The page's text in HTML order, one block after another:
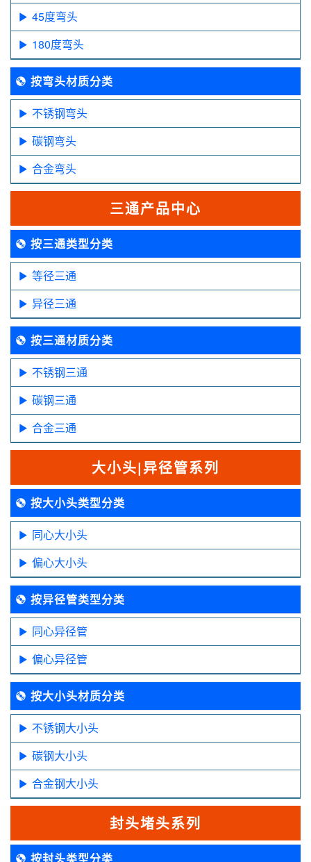
45度弯头
180度弯头
按弯头材质分类
不锈钢弯头
碳钢弯头
合金弯头
三通产品中心
按三通类型分类
等径三通
异径三通
按三通材质分类
不锈钢三通
碳钢三通
合金三通
大小头|异径管系列
按大小头类型分类
同心大小头
偏心大小头
按异径管类型分类
同心异径管
偏心异径管
按大小头材质分类
不锈钢大小头
碳钢大小头
合金钢大小头
封头堵头系列
按封头类型分类